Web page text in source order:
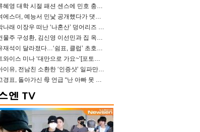
류혜영 대학 시절 패션 센스에 민호 충격 “레몬색 레깅스에 다리 없는 줄”(나혼산)
여에스더, 예능서 민낯 공개했다가 댓글에 충격 “눈 왜 저렇게 처졌냐고”(에스더TV)
박나래 이장우 떠난 ‘나혼산’ 덩어리즈 왔다, 1인 1케이크에 팜유 전현무 충격[어제TV]
건물주 구성환, 김신영 이선민과 집 옥상서 41만원 한우 파티 “화력이 성화봉송”(나혼산)
유재석이 달라졌다…‘쉼표, 클럽’ 초호화 코스에 주우재도 감탄 (놀면 뭐하니?)
트와이스 미나 ‘대만으로 가요~’[포토엔HD]
아이유, 전남친 소환한 ‘인증샷’ 일파만파 속…남사친 변우석 선물도 남겼나 ‘훈훈’
고경표, 돌아가신 母 언급 “난 아빠 못 될 듯” 족보 태운 부친 응원 뭉클(나혼산)